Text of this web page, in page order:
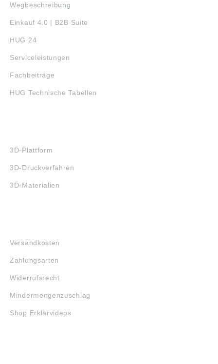
Wegbeschreibung
Einkauf 4.0 | B2B Suite
HUG 24
Serviceleistungen
Fachbeiträge
HUG Technische Tabellen
3D-Plattform
3D-Druckverfahren
3D-Materialien
Versandkosten
Zahlungsarten
Widerrufsrecht
Mindermengenzuschlag
Shop Erklärvideos